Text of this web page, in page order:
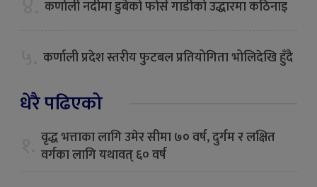
कर्णाली नदीमा डुबेको फोर्स गाडीको उद्धारमा कठिनाइ
कर्णाली प्रदेश स्तरीय फुटबल प्रतियोगिता भोलिदेखि हुँदै
धेरै पढिएको
वृद्ध भत्ताका लागि उमेर सीमा ७० वर्ष, दुर्गम र लक्षित
वर्गका लागि यथावत् ६० वर्ष